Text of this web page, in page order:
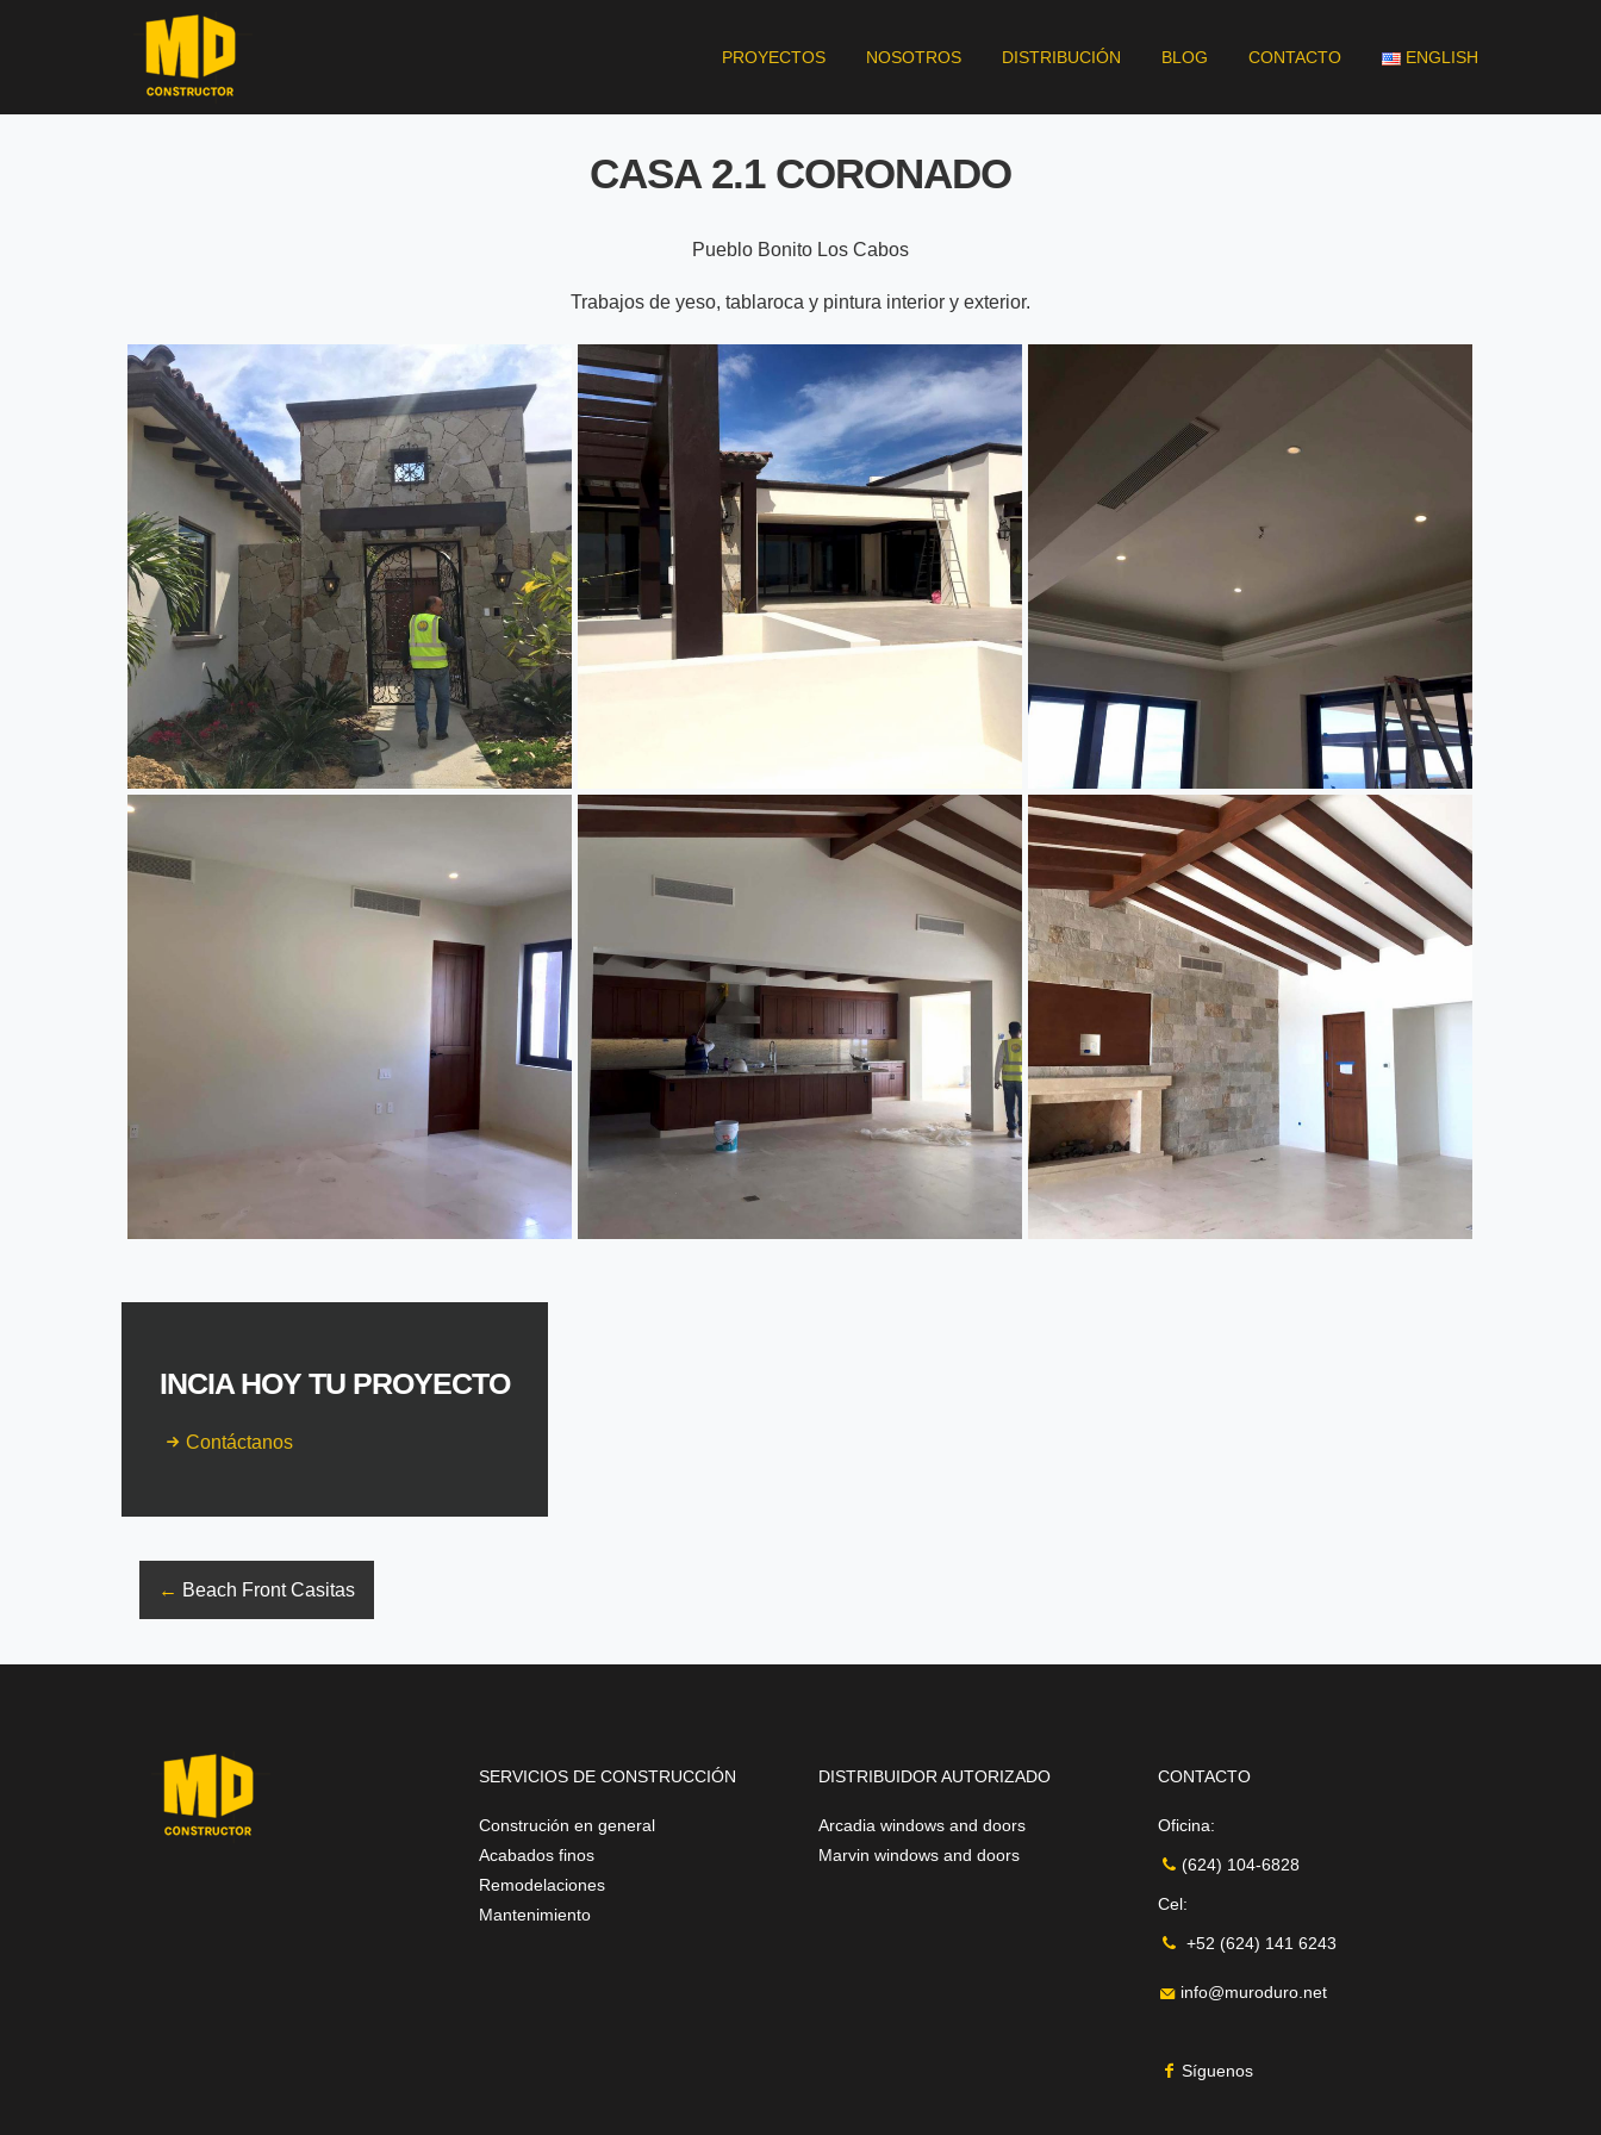
PROYECTOS NOSOTROS DISTRIBUCIÓN BLOG CONTACTO ENGLISH
CASA 2.1 CORONADO
Pueblo Bonito Los Cabos
Trabajos de yeso, tablaroca y pintura interior y exterior.
INCIA HOY TU PROYECTO
Contáctanos
← Beach Front Casitas
SERVICIOS DE CONSTRUCCIÓN
Construción en general
Acabados finos
Remodelaciones
Mantenimiento
DISTRIBUIDOR AUTORIZADO
Arcadia windows and doors
Marvin windows and doors
CONTACTO
Oficina:
(624) 104-6828
Cel:
+52 (624) 141 6243
info@muroduro.net
Síguenos